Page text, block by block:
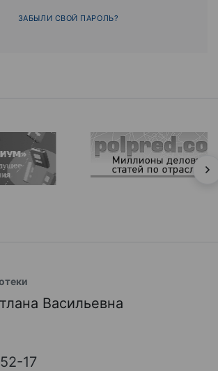
ЗАБЫЛИ СВОЙ ПАРОЛЬ?
Васильевна
17